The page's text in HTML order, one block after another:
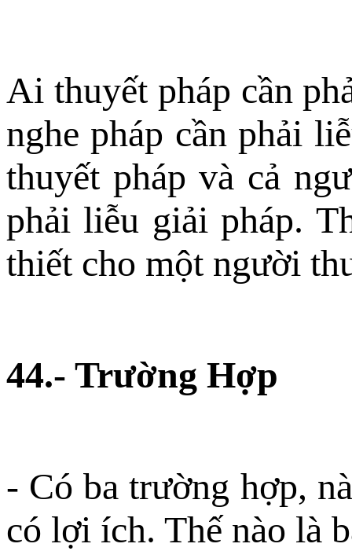
Ai thuyết pháp cần
nghe pháp cần phải
thuyết pháp và cả
phải liễu giải pháp.
thiết cho một người
44.- Trường Hợp
- Có ba trường hợp,
có lợi ích. Thế nào là